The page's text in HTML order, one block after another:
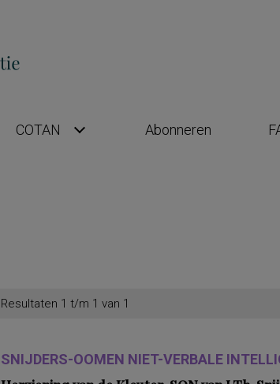
COTAN Abonneren
Resultaten 1 t/m 1 van 1
SNIJDERS-OOMEN NIET-VERBALE